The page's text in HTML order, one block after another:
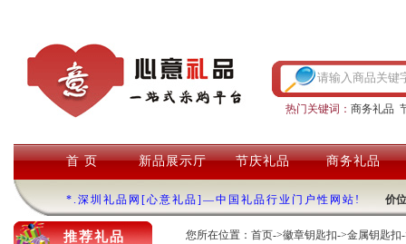
热门关键词： 商务礼品
首 页 新品展示厅 节庆礼品 商务礼品
*.深圳礼品网[心意礼品]—中国礼品行业门户性网站! 价
推荐礼品 您所在位置： 首页->徽章钥匙扣->金属钥匙扣